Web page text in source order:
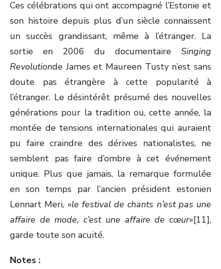
Ces célébrations qui ont accompagné l’Estonie et
son histoire depuis plus d’un siècle connaissent
un succès grandissant, même à l’étranger. La
sortie en 2006 du documentaire Singing
Revolutionde James et Maureen Tusty n’est sans
doute pas étrangère à cette popularité à
l’étranger. Le désintérêt présumé des nouvelles
générations pour la tradition ou, cette année, la
montée de tensions internationales qui auraient
pu faire craindre des dérives nationalistes, ne
semblent pas faire d’ombre à cet événement
unique. Plus que jamais, la remarque formulée
en son temps par l’ancien président estonien
Lennart Meri, «le festival de chants n’est pas une
affaire de mode, c’est une affaire de cœur»[11],
garde toute son acuité.
Notes :